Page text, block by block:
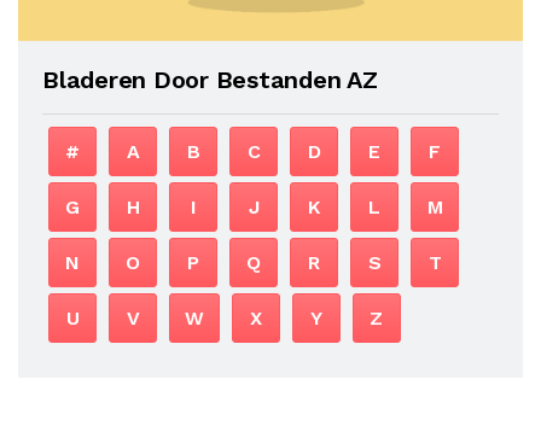
Bladeren Door Bestanden AZ
# A B C D E F
G H I J K L M
N O P Q R S T
U V W X Y Z